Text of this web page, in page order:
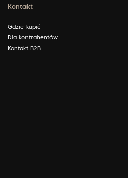
Kontakt
Gdzie kupić
Dla kontrahentów
Kontakt B2B